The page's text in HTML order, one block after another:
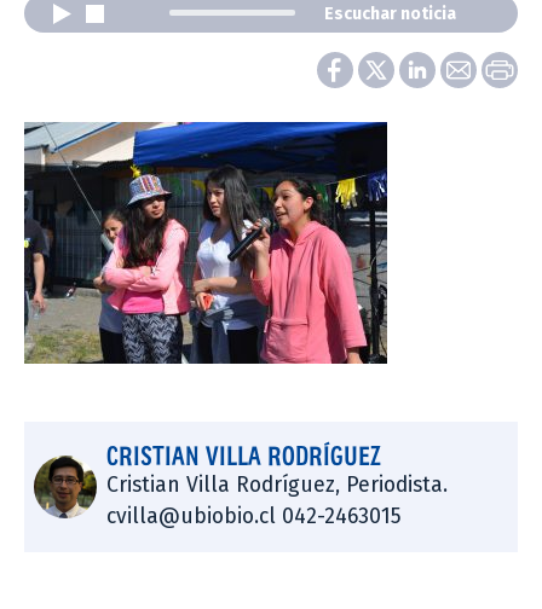
Escuchar noticia
CRISTIAN VILLA RODRÍGUEZ
Cristian Villa Rodríguez, Periodista.
cvilla@ubiobio.cl 042-2463015